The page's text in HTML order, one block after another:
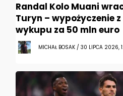
Randal Kolo Muani
Turyn – wypożyczenie
wykupu za 50 mln euro
MICHAŁ BOSAK / 30 LIPCA 2026,